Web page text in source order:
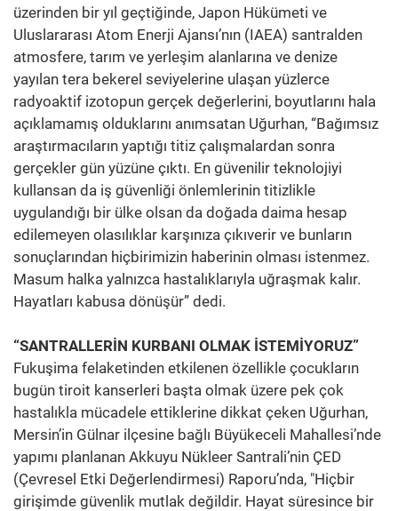
üzerinden bir yıl geçtiğinde, Japon Hükümeti ve
Uluslararası Atom Enerji Ajansı’nın (IAEA) santralden
atmosfere, tarım ve yerleşim alanlarına ve denize
yayılan tera bekerel seviyelerine ulaşan yüzlerce
radyoaktif izotopun gerçek değerlerini, boyutlarını hala
açıklamamış olduklarını anımsatan Uğurhan, “Bağımsız
araştırmacıların yaptığı titiz çalışmalardan sonra
gerçekler gün yüzüne çıktı. En güvenilir teknolojiyi
kullansan da iş güvenliği önlemlerinin titizlikle
uygulandığı bir ülke olsan da doğada daima hesap
edilemeyen olasılıklar karşınıza çıkıverir ve bunların
sonuçlarından hiçbirimizin haberinin olması istenmez.
Masum halka yalnızca hastalıklarıyla uğraşmak kalır.
Hayatları kabusa dönüşür” dedi.
“SANTRALLERİN KURBANI OLMAK İSTEMİYORUZ”
Fukuşima felaketinden etkilenen özellikle çocukların
bugün tiroit kanserleri başta olmak üzere pek çok
hastalıkla mücadele ettiklerine dikkat çeken Uğurhan,
Mersin’in Gülnar ilçesine bağlı Büyükeceli Mahallesi’nde
yapımı planlanan Akkuyu Nükleer Santrali’nin ÇED
(Çevresel Etki Değerlendirmesi) Raporu’nda, "Hiçbir
girişimde güvenlik mutlak değildir. Hayat süresince bir